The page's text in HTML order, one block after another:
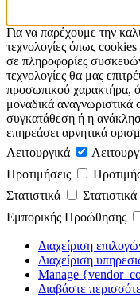
Για να παρέχουμε την
τεχνολογίες όπως
σε πληροφορίες
τεχνολογίες θα μας
προσωπικού χαρακτήρα,
μοναδικά
συγκατάθεση ή η
επηρεάσει αρνητικά
Λειτουργικά
Προτιμήσεις
Στατιστικά
Στατιστικά
Εμπορικής Προώθησης
Διαχείριση
Διαχείριση
Manage
Διαβάστε